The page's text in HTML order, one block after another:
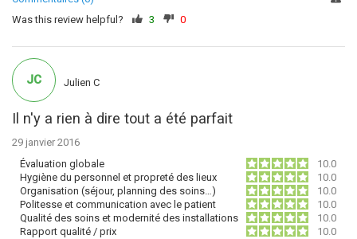
Was this review helpful?
3 0
Il n'y a rien à dire tout a été parfait
29 janvier 2016
Évaluation globale
10.0
Hygiène du personnel et propreté des lieux
10.0
Organisation (séjour, planning des soins…)
10.0
Politesse et communication avec le patient
10.0
Qualité des soins et modernité des installations
10.0
Rapport qualité / prix
10.0
JC Julien C